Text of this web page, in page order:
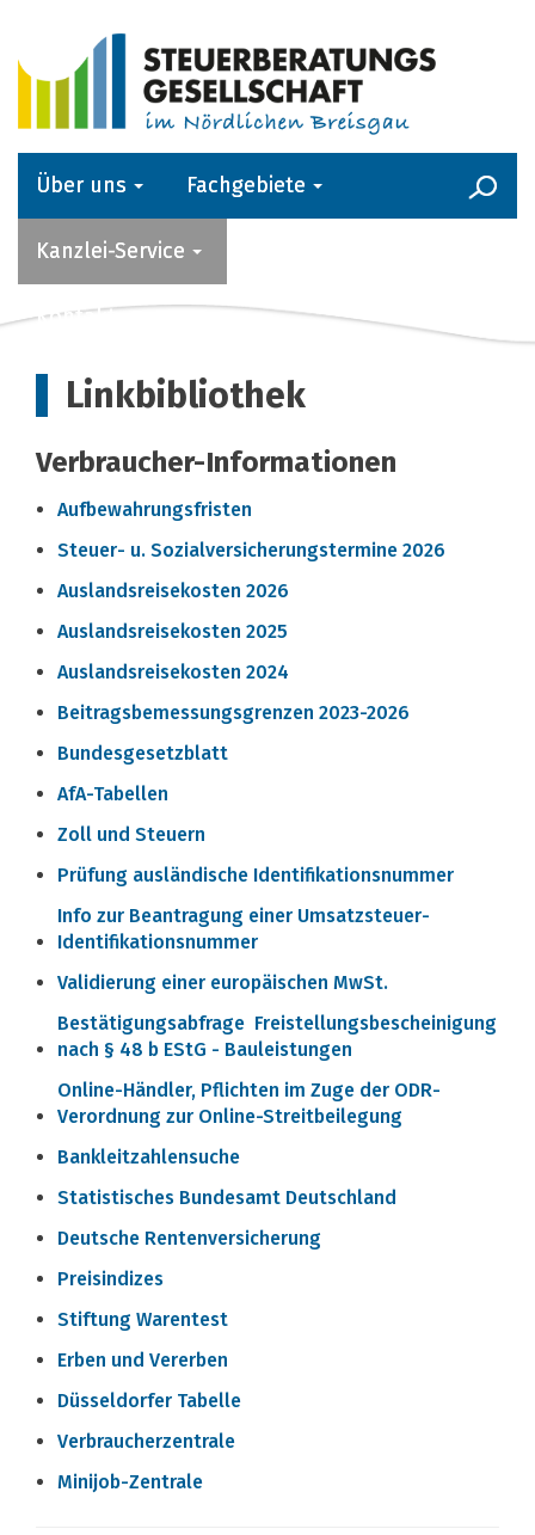
Über uns Fachgebiete
Kanzlei-Service
Kontakt
Linkbibliothek
Verbraucher-Informationen
Aufbewahrungsfristen
Steuer- u. Sozialversicherungstermine 2026
Auslandsreisekosten 2026
Auslandsreisekosten 2025
Auslandsreisekosten 2024
Beitragsbemessungsgrenzen 2023-2026
Bundesgesetzblatt
AfA-Tabellen
Zoll und Steuern
Prüfung ausländische Identifikationsnummer
Info zur Beantragung einer Umsatzsteuer-
Identifikationsnummer
Validierung einer europäischen MwSt.
Bestätigungsabfrage Freistellungsbescheinigung
nach § 48 b EStG - Bauleistungen
Online-Händler, Pflichten im Zuge der ODR-
Verordnung zur Online-Streitbeilegung
Bankleitzahlensuche
Statistisches Bundesamt Deutschland
Deutsche Rentenversicherung
Preisindizes
Stiftung Warentest
Erben und Vererben
Düsseldorfer Tabelle
Verbraucherzentrale
Minijob-Zentrale